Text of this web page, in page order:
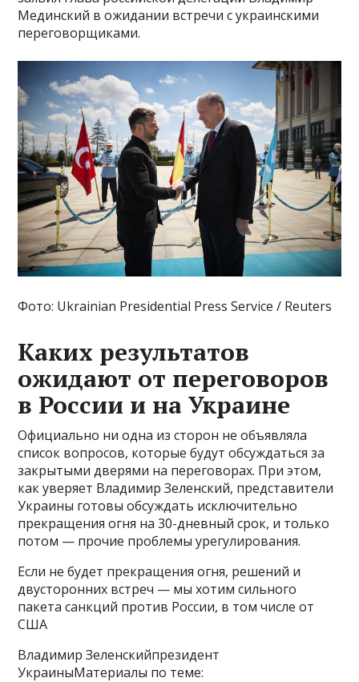
Мединский в ожидании встречи с украинскими
переговорщиками.
Фото: Ukrainian Presidential Press Service / Reuters
Каких результатов
ожидают от переговоров
в России и на Украине
Официально ни одна из сторон не объявляла
список вопросов, которые будут обсуждаться за
закрытыми дверями на переговорах. При этом,
как уверяет Владимир Зеленский, представители
Украины готовы обсуждать исключительно
прекращения огня на 30-дневный срок, и только
потом — прочие проблемы урегулирования.
Если не будет прекращения огня, решений и
двусторонних встреч — мы хотим сильного
пакета санкций против России, в том числе от
США
Владимир Зеленскийпрезидент
УкраиныМатериалы по теме: